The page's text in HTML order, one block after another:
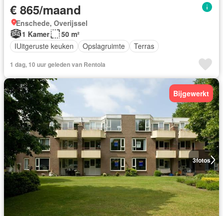
€ 865/maand
Enschede, Overijssel
1 Kamer
50 m²
IUitgeruste keuken
Opslagruimte Terras
1 dag, 10 uur geleden van Rentola
3fotos
Bijgewerkt